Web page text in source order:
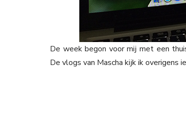
De week begon voor mij met een
De vlogs van Mascha kijk ik overigens